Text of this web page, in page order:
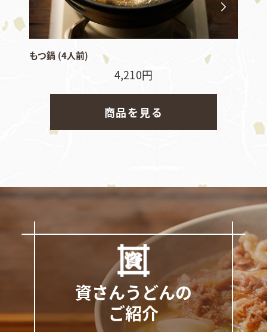
もつ鍋 (4人前)
4,210円
商品を見る
資さんうどんの
ご紹介